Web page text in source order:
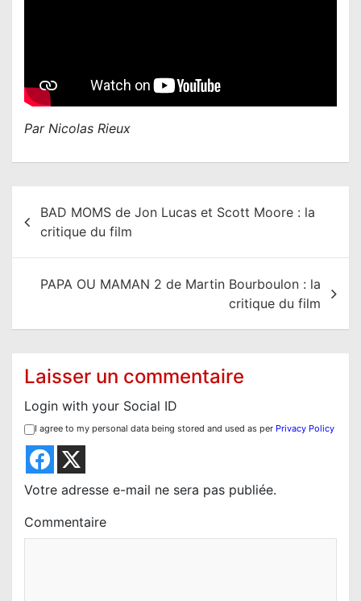
Par Nicolas Rieux
d
BAD MOMS de Jon Lucas et Scott Moore : la
critique du film
PAPA OU MAMAN 2 de Martin Bourboulon : la
critique du film
Laisser un commentaire
Login with your Social ID
I agree to my personal data being stored and used as per Privacy Policy
Votre adresse e-mail ne sera pas publiée.
Commentaire